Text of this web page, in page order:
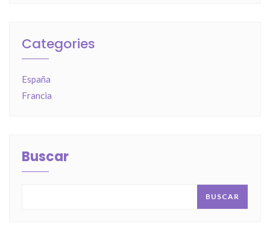
Categories
España
Francia
Buscar
BUSCAR